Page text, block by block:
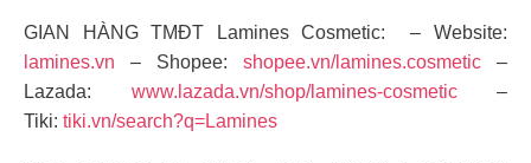
GIAN HÀNG TMĐT Lamines Cosmetic: – Website:
lamines.vn – Shopee: shopee.vn/lamines.cosmetic –
Lazada: www.lazada.vn/shop/lamines-cosmetic–
Tiki: tiki.vn/search?q=Lamines